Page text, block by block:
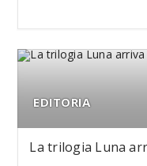
EDITORIA
La trilogia Luna